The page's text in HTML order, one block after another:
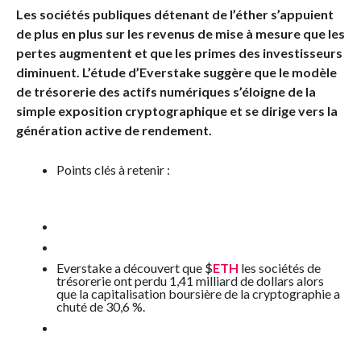
Les sociétés publiques détenant de l’éther s’appuient
de plus en plus sur les revenus de mise à mesure que les
pertes augmentent et que les primes des investisseurs
diminuent. L’étude d’Everstake suggère que le modèle
de trésorerie des actifs numériques s’éloigne de la
simple exposition cryptographique et se dirige vers la
génération active de rendement.
Points clés à retenir :
Everstake a découvert que $ETH les sociétés de
trésorerie ont perdu 1,41 milliard de dollars alors
que la capitalisation boursière de la cryptographie a
chuté de 30,6 %.